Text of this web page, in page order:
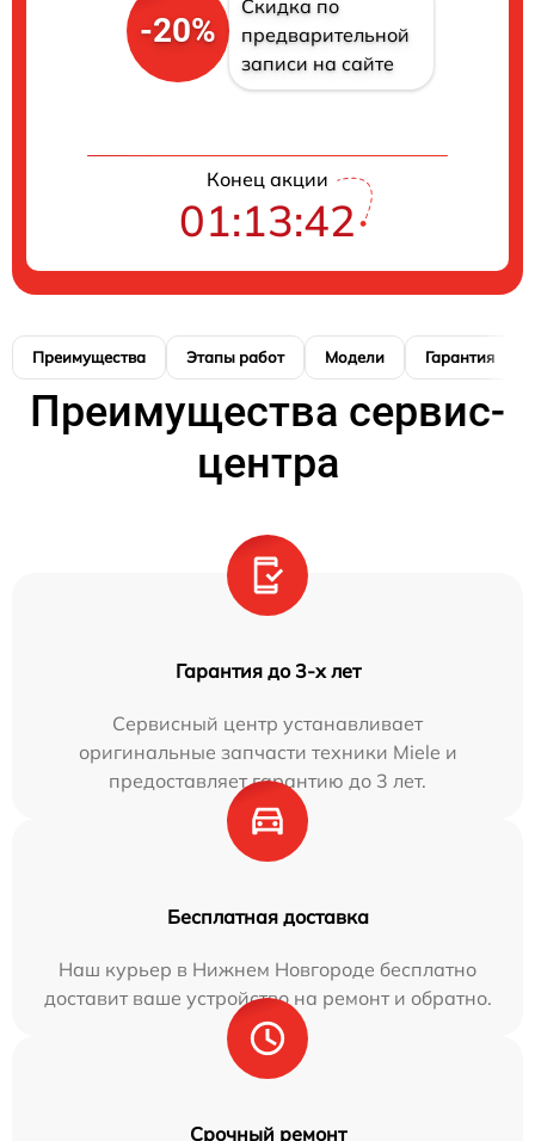
-20%
Скидка по
предварительной
записи на сайте
Конец акции
01:13:41
Преимущества Этапы работ Модели Гарантия
Преимущества сервис-
центра
Гарантия до 3-х лет
Сервисный центр устанавливает
оригинальные запчасти техники Miele и
предоставляет гарантию до 3 лет.
Бесплатная доставка
Наш курьер в Нижнем Новгороде бесплатно
доставит ваше устройство на ремонт и обратно.
Срочный ремонт